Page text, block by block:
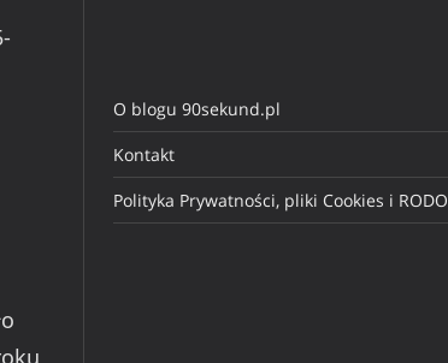
O blogu 90sekund.pl
Kontakt
Polityka Prywatności, pliki Cookies i RODO